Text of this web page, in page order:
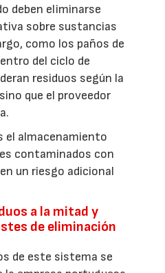
deben eliminarse
sobre sustancias
como los paños de
del ciclo de
residuos según la
que el proveedor
el almacenamiento
contaminados con
un riesgo adicional
a la mitad y
de eliminación
de este sistema se